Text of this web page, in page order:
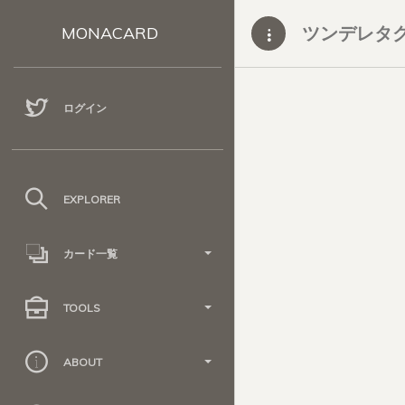
MONACARD
ログイン
EXPLORER
カード一覧
TOOLS
ABOUT
ツンデレタ